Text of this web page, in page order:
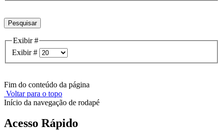
Pesquisar
Exibir #
Exibir #
Fim do conteúdo da página
Voltar para o topo
Início da navegação de rodapé
Acesso Rápido